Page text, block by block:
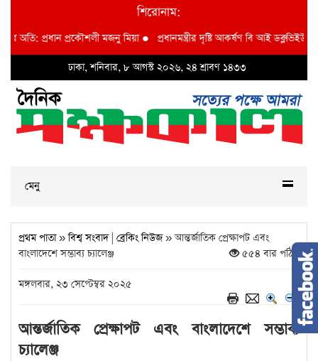
শিরোনাম:
প্রকৌশলী মজনু মিয়া●প্রধানমন্ত্রীর দৃষ্টি আকর্ষণ বি আই ডব্লুভিইউ-তে দুর্নীতির
ঢাকা, শনিবার, ৮ আগস্ট ২০২৬, ২৪ শ্রাবণ ১৪৩৩
মেনু
প্রথম পাতা»বিশ্ব সংবাদ| ব্রেকিং নিউজ» আন্তর্জাতিক প্রেক্ষাপট এবং
বাংলাদেশে সম্ভাব্য চ্যালেঞ্জ
৫৫৪ বার পঠিত
মঙ্গলবার, ২৩ সেপ্টেম্বর ২০২৫
আন্তর্জাতিক প্রেক্ষাপট এবং বাংলাদেশে সম্ভাব্য
চ্যালেঞ্জ